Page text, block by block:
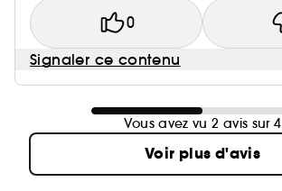
0
Signaler ce contenu
Vous avez vu 2 avis sur 4
Voir plus d'avis